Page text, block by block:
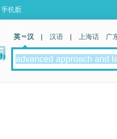
英 汉 | 汉语 | 上海话 广